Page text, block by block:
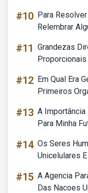
#10 Para
Relembrar
#11 Grandezas
#12 Em Qual Era
Primeiros
#13 A
Para Minha
#14 Os Seres
Unicelulares
#15 A Agencia
Das Nacoes